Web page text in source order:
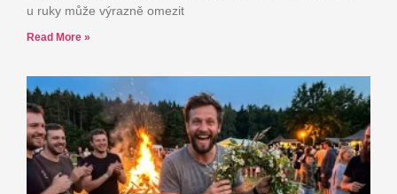
u ruky může výrazně omezit
Read More »